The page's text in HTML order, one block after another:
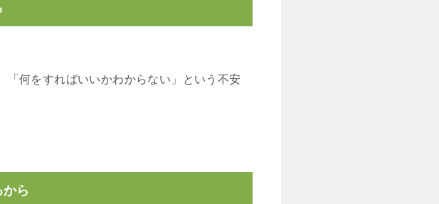
「何をすればいいかわからない」という不安
ら